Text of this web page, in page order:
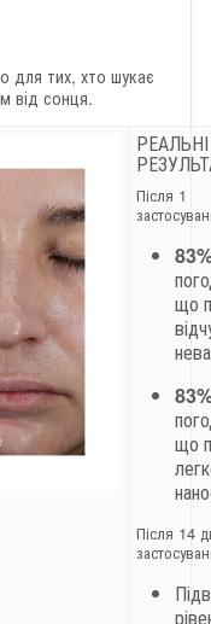
для тих, хто шукає
від сонця.
РЕАЛЬНІ
Після 1
що
що
Після 14